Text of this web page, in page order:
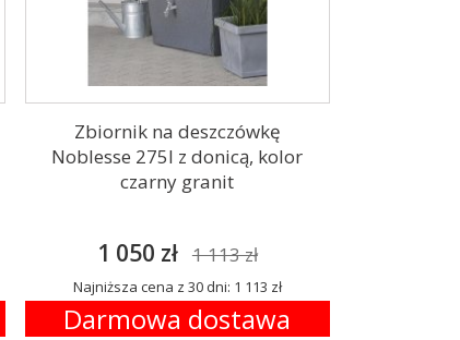
Zbiornik na deszczówkę
Noblesse 275l z donicą, kolor
czarny granit
1 050 zł 1 113 zł
Najniższa cena z 30 dni: 1 113 zł
Darmowa dostawa